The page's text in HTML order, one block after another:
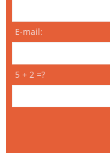
E-mail:
5 + 2 =?